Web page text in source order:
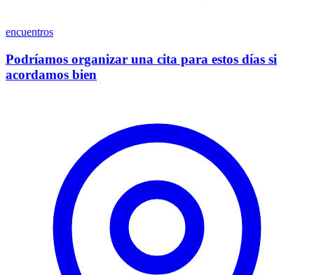
encuentros
Podríamos organizar una cita para estos días si
acordamos bien